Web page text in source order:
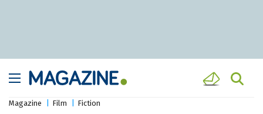
Magazine Film Fiction